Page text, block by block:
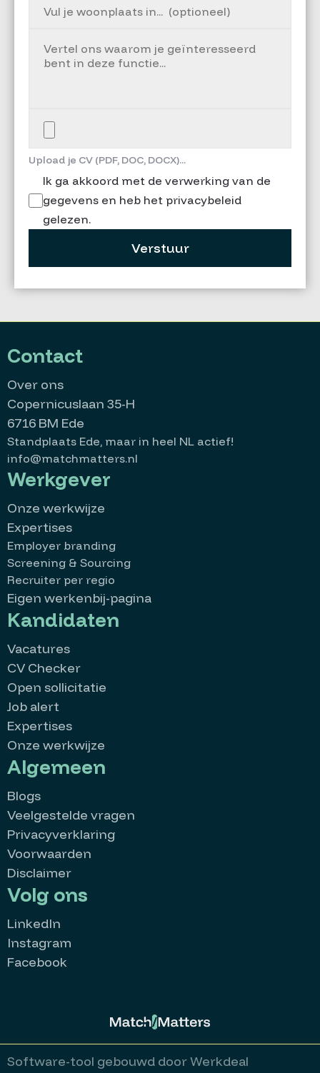
Upload je CV (PDF, DOC, DOCX)...
Ik ga akkoord met de verwerking van de
gegevens en heb het privacybeleid
gelezen.
Verstuur
Kan ik je ergens mee helpen?
Stuur een whatsappje
Contact
Over ons
Copernicuslaan 35-H
6716 BM Ede
Standplaats Ede, maar in heel NL actief!
info@matchmatters.nl
Werkgever
Onze werkwijze
Expertises
Employer branding
Screening & Sourcing
Recruiter per regio
Eigen werkenbij-pagina
Kandidaten
Vacatures
CV Checker
Open sollicitatie
Job alert
Expertises
Onze werkwijze
Algemeen
Blogs
Veelgestelde vragen
Privacyverklaring
Voorwaarden
Disclaimer
Volg ons
LinkedIn
Instagram
Facebook
Software-tool gebouwd door Werkdeal